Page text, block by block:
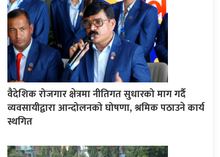
वैदेशिक रोजगार क्षेत्रमा नीतिगत सुधारको माग गर्दै
व्यवसायीद्वारा आन्दोलनको घोषणा, श्रमिक पठाउने कार्य
स्थगित